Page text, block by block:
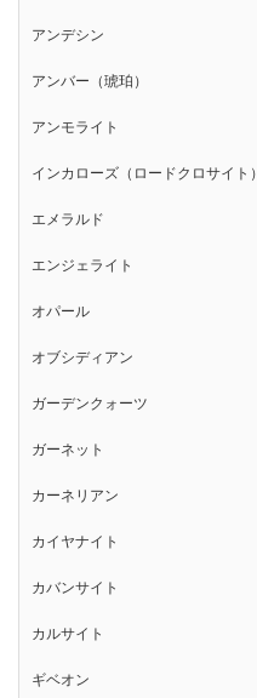
アンデシン
アンバー（琥珀）
アンモライト
インカローズ（ロードクロサイト）
エメラルド
エンジェライト
オパール
オブシディアン
ガーデンクォーツ
ガーネット
カーネリアン
カイヤナイト
カバンサイト
カルサイト
ギベオン